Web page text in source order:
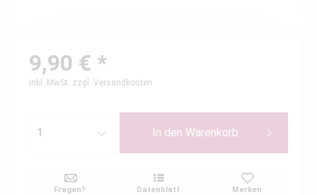
9,90 € *
inkl. MwSt. zzgl. Versandkosten
In den Warenkorb
Fragen? Datenblatt Merken